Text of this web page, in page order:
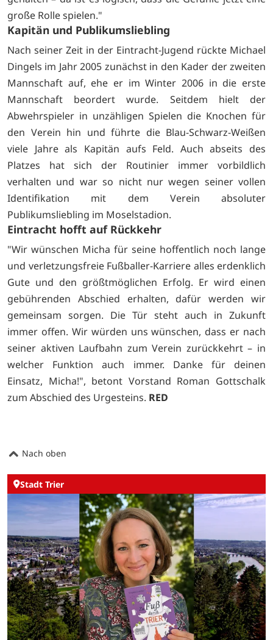
große Rolle spielen."
Kapitän und Publikumsliebling
Nach seiner Zeit in der Eintracht-Jugend rückte Michael
Dingels im Jahr 2005 zunächst in den Kader der zweiten
Mannschaft auf, ehe er im Winter 2006 in die erste
Mannschaft beordert wurde. Seitdem hielt der
Abwehrspieler in unzähligen Spielen die Knochen für
den Verein hin und führte die Blau-Schwarz-Weißen
viele Jahre als Kapitän aufs Feld. Auch abseits des
Platzes hat sich der Routinier immer vorbildlich
verhalten und war so nicht nur wegen seiner vollen
Identifikation mit dem Verein absoluter
Publikumsliebling im Moselstadion.
Eintracht hofft auf Rückkehr
"Wir wünschen Micha für seine hoffentlich noch lange
und verletzungsfreie Fußballer-Karriere alles erdenklich
Gute und den größtmöglichen Erfolg. Er wird einen
gebührenden Abschied erhalten, dafür werden wir
gemeinsam sorgen. Die Tür steht auch in Zukunft
immer offen. Wir würden uns wünschen, dass er nach
seiner aktiven Laufbahn zum Verein zurückkehrt – in
welcher Funktion auch immer. Danke für deinen
Einsatz, Micha!", betont Vorstand Roman Gottschalk
zum Abschied des Urgesteins. RED
Nach oben
Stadt Trier